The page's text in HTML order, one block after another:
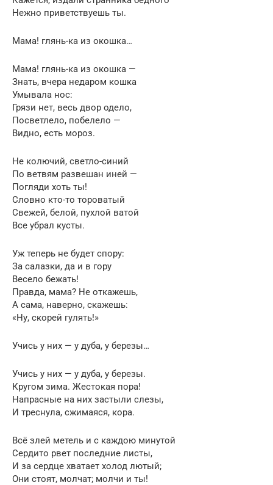
Нежно приветствуешь ты.
Мама! глянь-ка из окошка…
Мама! глянь-ка из окошка —
Знать, вчера недаром кошка
Умывала нос:
Грязи нет, весь двор одело,
Посветлело, побелело —
Видно, есть мороз.
Не колючий, светло-синий
По ветвям развешан иней —
Погляди хоть ты!
Словно кто-то тороватый
Свежей, белой, пухлой ватой
Все убрал кусты.
Уж теперь не будет спору:
За салазки, да и в гору
Весело бежать!
Правда, мама? Не откажешь,
А сама, наверно, скажешь:
«Ну, скорей гулять!»
Учись у них — у дуба, у березы…
Учись у них — у дуба, у березы.
Кругом зима. Жестокая пора!
Напрасные на них застыли слезы,
И треснула, сжимаяся, кора.
Всё злей метель и с каждою минутой
Сердито рвет последние листы,
И за сердце хватает холод лютый;
Они стоят, молчат; молчи и ты!